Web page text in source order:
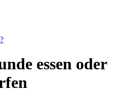
essen oder